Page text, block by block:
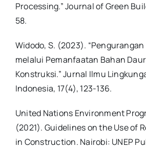
Processing.” Journal of Green
58.
Widodo, S. (2023). “Pengurangan
melalui Pemanfaatan Bahan
Konstruksi.” Jurnal Ilmu
Indonesia, 17(4), 123-136.
United Nations Environment
(2021). Guidelines on the Use of
in Construction. Nairobi: UNEP